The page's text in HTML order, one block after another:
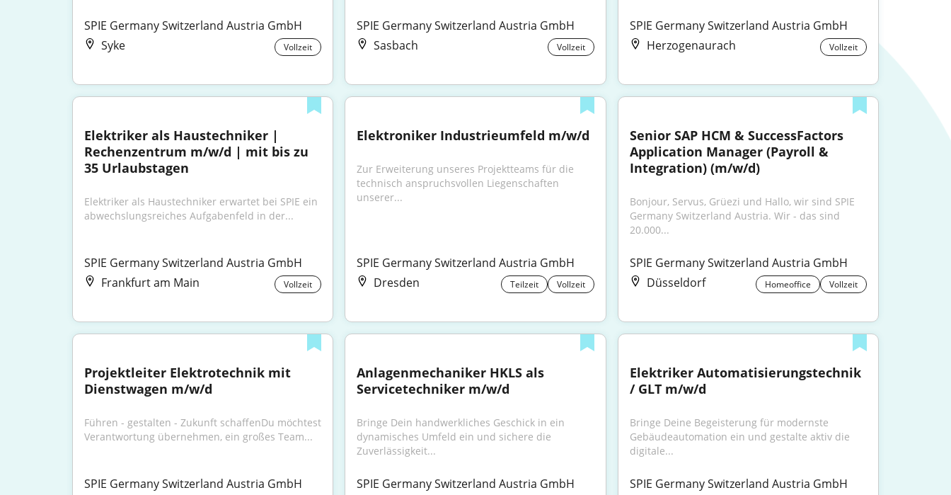
SPIE Germany Switzerland Austria GmbH
Syke
Vollzeit
SPIE Germany Switzerland Austria GmbH
Sasbach
Vollzeit
SPIE Germany Switzerland Austria GmbH
Herzogenaurach
Vollzeit
Elektriker als Haustechniker |
Rechenzentrum m/w/d | mit bis zu
35 Urlaubstagen
Elektriker als Haustechniker erwartet bei SPIE ein
abwechslungsreiches Aufgabenfeld in der...
SPIE Germany Switzerland Austria GmbH
Frankfurt am Main
Vollzeit
Elektroniker Industrieumfeld m/w/d
Zur Erweiterung unseres Projektteams für die
technisch anspruchsvollen Liegenschaften
unserer...
SPIE Germany Switzerland Austria GmbH
Dresden
Teilzeit Vollzeit
Senior SAP HCM & SuccessFactors
Application Manager (Payroll &
Integration) (m/w/d)
Bonjour, Servus, Grüezi und Hallo, wir sind SPIE
Germany Switzerland Austria. Wir - das sind
20.000...
SPIE Germany Switzerland Austria GmbH
Düsseldorf
Homeoffice Vollzeit
Projektleiter Elektrotechnik mit
Dienstwagen m/w/d
Führen - gestalten - Zukunft schaffenDu möchtest
Verantwortung übernehmen, ein großes Team...
SPIE Germany Switzerland Austria GmbH
Anlagenmechaniker HKLS als
Servicetechniker m/w/d
Bringe Dein handwerkliches Geschick in ein
dynamisches Umfeld ein und sichere die
Zuverlässigkeit...
SPIE Germany Switzerland Austria GmbH
Elektriker Automatisierungstechnik
/ GLT m/w/d
Bringe Deine Begeisterung für modernste
Gebäudeautomation ein und gestalte aktiv die
digitale...
SPIE Germany Switzerland Austria GmbH